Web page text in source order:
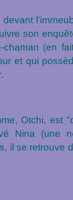
son
(en
et qui
Otchi, est
Nina (une
il se retrouve